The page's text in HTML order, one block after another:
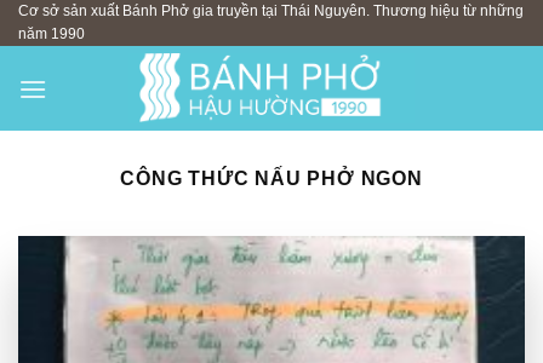
Skip
to
Cơ sở sản xuất Bánh Phở gia truyền tại Thái Nguyên. Thương hiệu từ những
năm 1990
CÔNG THỨC NẤU PHỞ NGON